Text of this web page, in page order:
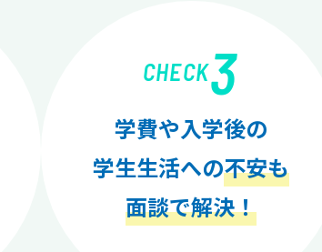
CHECK3
学費や入学後の
学生生活への不安も
面談で解決！